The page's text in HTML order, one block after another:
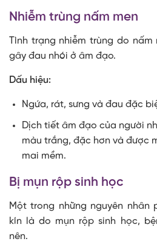
Nhiễm trùng nấm men
Tình trạng nhiễm trùng do
gây đau nhói ở âm đạo.
Dấu hiệu:
Ngứa, rát, sưng và đau đặc
Dịch tiết âm đạo của người
màu trắng, đặc hơn và được
mai mềm.
Bị mụn rộp sinh học
Một trong những nguyên nhân
kín là do mụn rộp sinh học,
nên.